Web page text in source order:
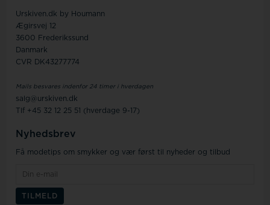
Urskiven.dk by Houmann
Ægirsvej 12
3600 Frederikssund
Danmark
CVR DK43277774
Mails besvares indenfor 24 timer i hverdagen
salg@urskiven.dk
Tlf +45 32 12 25 51 (hverdage 9-17)
Nyhedsbrev
Få modetips om smykker og vær først til nyheder og tilbud